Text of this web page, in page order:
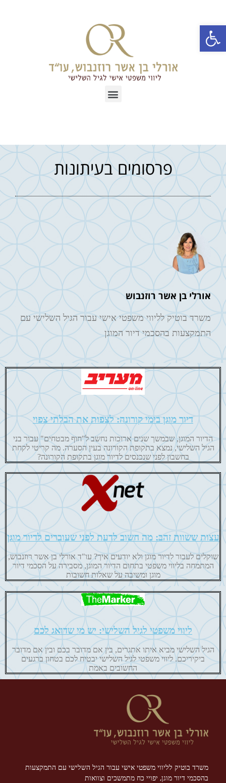
פתח סרגל נגישות
אורלי בן אשר רוזנבוש
משרד בוטיק לליווי משפטי אישי עבור הגיל השלישי עם
התמקצעות בהסכמי דיור המוגן
פרסומים בעיתונות
דיור מוגן בימי קורונה: לצפות את הבלתי צפוי
הדיור המוגן, שבמשך שנים ארוכות נחשב ל"חוף מבטחים" עבור בני
הגיל השלישי, נמצא בתקופת הקורונה בעין הסערה. מה קריטי לקחת
בחשבון לפני שנכנסים לדיור מוגן בתקופת הקורונה?
עצות ששוות זהב: מה חשוב לדעת לפני שעוברים לדיור מוגן
שוקלים לעבור לדיור מוגן ולא יודעים איך? עו"ד אורלי בן אשר רוזנבוש,
המתמחה בליווי משפטי בתחום הדיור המוגן, מסבירה על הסכמי דיור
מוגן ומשיבה על שאלות חשובות
ליווי משפטי לגיל השלישי: יש מי שדואג לכם
הגיל השלישי מביא איתו אתגרים, בין אם מדובר בכם ובין אם מדובר
ביקיריכם. ליווי משפטי לגיל השלישי יבטיח לכם בטחון ברגעים
החשובים באמת
משרד בוטיק לליווי משפטי אישי עבור הגיל השלישי עם התמקצעות
בהסכמי דיור מוגן, יפויי כח מתמשכים וצוואות